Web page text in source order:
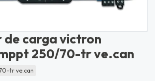
de carga victron
250/70-tr ve.can
tr ve.can